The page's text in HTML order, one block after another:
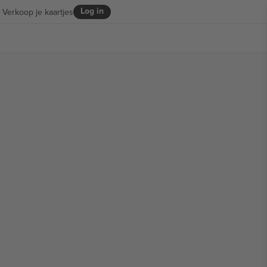
Log in
Verkoop je kaartjes